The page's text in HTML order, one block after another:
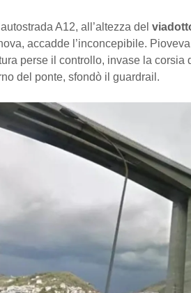
A12, all’altezza del
accadde l’inconcepibile.
perse il controllo, invase la
del ponte, sfondò il guardrail.